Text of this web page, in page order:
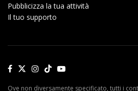
Pubblicizza la tua attività
Il tuo supporto
Ove non diversamente specificato, tutti i